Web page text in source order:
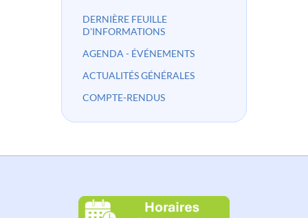
DERNIÈRE FEUILLE
D'INFORMATIONS
AGENDA - ÉVÉNEMENTS
ACTUALITÉS GÉNÉRALES
COMPTE-RENDUS